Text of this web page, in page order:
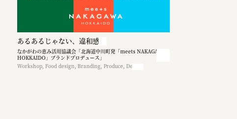
あるあるじゃない、違和感を
なかがわの恵み活用協議会「北海道中川町発「meets NAKAGAWA
HOKKAIDO」ブランドプロデュース」
Workshop, Food design, Branding, Produce, Design